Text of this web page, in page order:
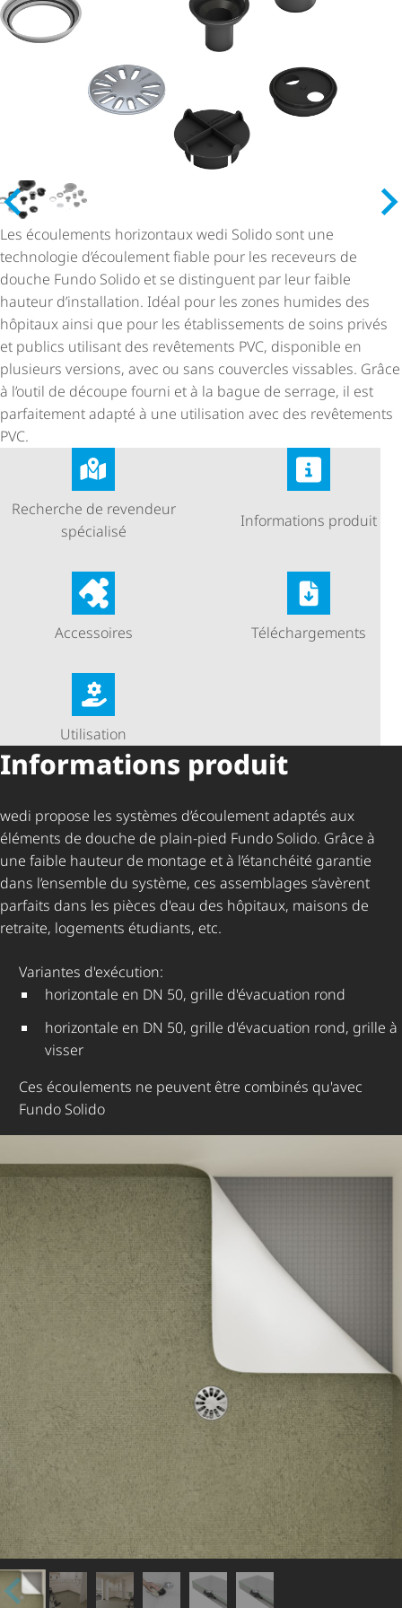
Les écoulements horizontaux wedi Solido sont une
technologie d’écoulement fiable pour les receveurs de
douche Fundo Solido et se distinguent par leur faible
hauteur d’installation. Idéal pour les zones humides des
hôpitaux ainsi que pour les établissements de soins privés
et publics utilisant des revêtements PVC, disponible en
plusieurs versions, avec ou sans couvercles vissables. Grâce
à l’outil de découpe fourni et à la bague de serrage, il est
parfaitement adapté à une utilisation avec des revêtements
PVC.
Recherche de revendeur
spécialisé
Informations produit
Accessoires Télé­char­ge­ments
Utilisation
Informations produit
wedi propose les systèmes d’écoulement adaptés aux
éléments de douche de plain-pied Fundo Solido. Grâce à
une faible hauteur de montage et à l’étanchéité garantie
dans l’ensemble du système, ces assemblages s’avèrent
parfaits dans les pièces d'eau des hôpitaux, maisons de
retraite, logements étudiants, etc.
Variantes d'exécution:
horizontale en DN 50, grille d'évacuation rond
horizontale en DN 50, grille d'évacuation rond, grille à
visser
Ces écoulements ne peuvent être combinés qu'avec
Fundo Solido